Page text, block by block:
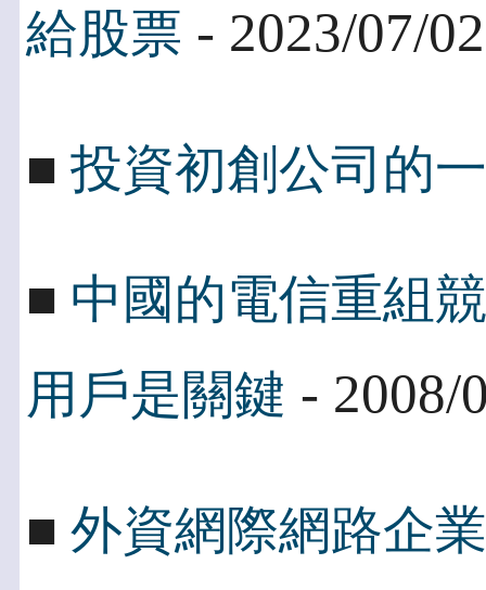
給股票 - 2023/07/02
■ 投資初創公司的
■ 中國的電信重組
用戶是關鍵 - 2008/
■ 外資網際網路企